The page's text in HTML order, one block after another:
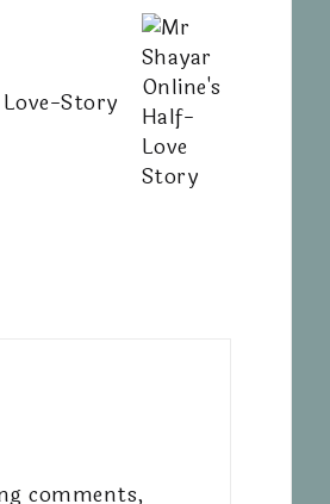
Story
comments,